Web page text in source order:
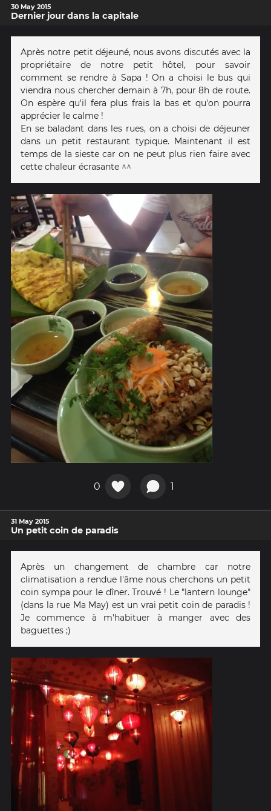
30 May 2015
Dernier jour dans la capitale
Après notre petit déjeuné, nous avons discutés avec la
propriétaire de notre petit hôtel, pour savoir
comment se rendre à Sapa ! On a choisi le bus qui
viendra nous chercher demain à 7h, pour 8h de route.
On espère qu'il fera plus frais la bas et qu'on pourra
apprécier le calme !
En se baladant dans les rues, on a choisi de déjeuner
dans un petit restaurant typique. Maintenant il est
temps de la sieste car on ne peut plus rien faire avec
cette chaleur écrasante ^^
0 1
31 May 2015
Un petit coin de paradis
Après un changement de chambre car notre
climatisation a rendue l'âme nous cherchons un petit
coin sympa pour le dîner. Trouvé ! Le "lantern lounge"
(dans la rue Ma May) est un vrai petit coin de paradis !
Je commence à m'habituer à manger avec des
baguettes ;)